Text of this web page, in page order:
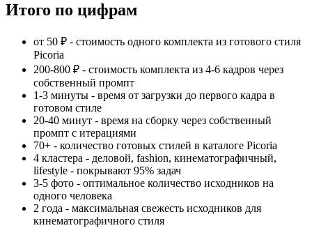
Итого по цифрам
от 50 ₽ - стоимость одного комплекта из готового стиля
Picoria
200-800 ₽ - стоимость комплекта из 4-6 кадров через
собственный промпт
1-3 минуты - время от загрузки до первого кадра в
готовом стиле
20-40 минут - время на сборку через собственный
промпт с итерациями
70+ - количество готовых стилей в каталоге Picoria
4 кластера - деловой, fashion, кинематографичный,
lifestyle - покрывают 95% задач
3-5 фото - оптимальное количество исходников на
одного человека
2 года - максимальная свежесть исходников для
кинематографичного стиля